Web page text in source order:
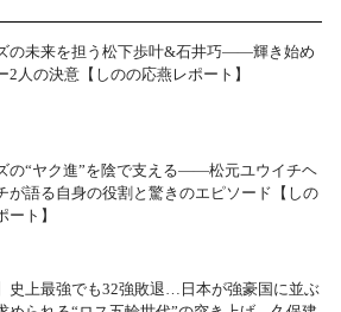
の未来を担う松下歩叶&石井巧――輝き始め
2人の決意【しのの応燕レポート】
の“ヤク進”を陰で支える――松元ユウイチヘ
が語る自身の役割と驚きのエピソード【しの
ート】
史上最強でも32強敗退…日本が強豪国に並ぶ